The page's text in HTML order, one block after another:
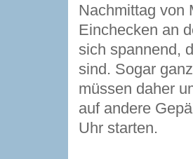
Nachmittag von
Einchecken an
sich spannend,
sind. Sogar
müssen daher
auf andere
Uhr starten.